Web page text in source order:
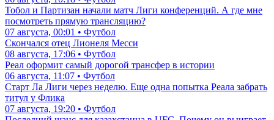
Тобол и Партизан начали матч Лиги конференций. А где мне
посмотреть прямую трансляцию?
07 августа, 00:01 • Футбол
Скончался отец Лионеля Месси
08 августа, 17:06 • Футбол
Реал оформит самый дорогой трансфер в истории
06 августа, 11:07 • Футбол
Старт Ла Лиги через неделю. Еще одна попытка Реала забрать
титул у Флика
07 августа, 19:20 • Футбол